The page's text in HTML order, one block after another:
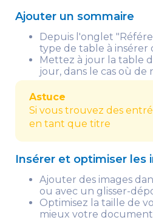
Ajouter un sommaire
Depuis l'onglet
type de table à insérer
Mettez à jour la table
jour, dans le cas où
Astuce
Si vous trouvez des
en tant que titre
Insérer et optimiser les
Ajouter des images
ou avec un glisser-
Optimisez la taille de
mieux votre document